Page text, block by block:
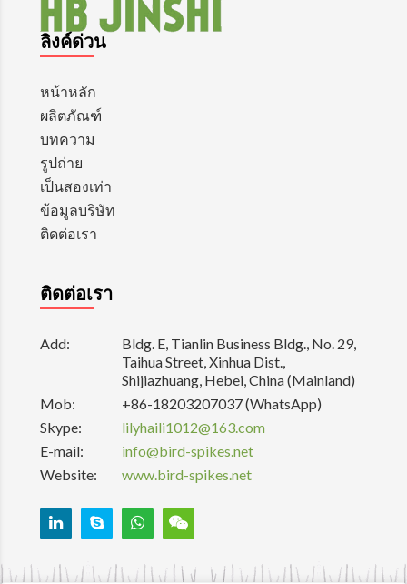
ลิงค์ด่วน
หน้าหลัก
ผลิตภัณฑ์
บทความ
รูปถ่าย
เป็นสองเท่า
ข้อมูลบริษัท
ติดต่อเรา
ติดต่อเรา
Add:
Bldg. E, Tianlin Business Bldg., No. 29,
Taihua Street, Xinhua Dist.,
Shijiazhuang, Hebei, China (Mainland)
Mob:
+86-18203207037 (WhatsApp)
Skype:
lilyhaili1012@163.com
E-mail:
info@bird-spikes.net
Website:
www.bird-spikes.net